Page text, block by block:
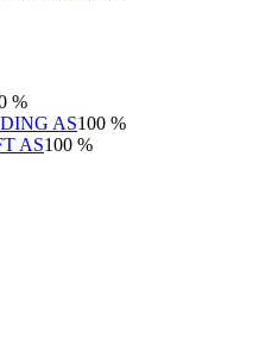
%
AS100 %
AS100 %